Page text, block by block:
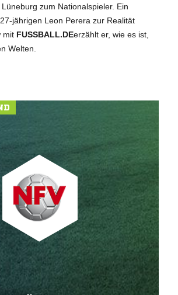
zum Nationalspieler. Ein
jährigen Leon Perera zur Realität
mit FUSSBALL.DEerzählt er, wie es ist,
Welten.